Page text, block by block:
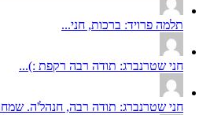
תלמה פרויד: ברכות, חני...
חני שטרנברג: תודה רבה רקפת :)...
חני שטרנברג: תודה רבה, חנהל'ה.